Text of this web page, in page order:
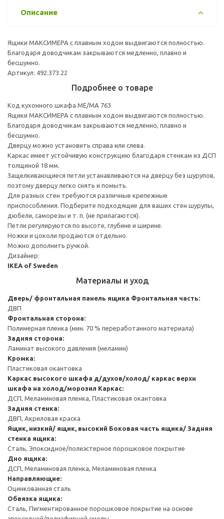
Описание
Ящики МАКСИМЕРА с плавным ходом выдвигаются полностью.
Благодаря доводчикам закрываются медленно, плавно и
бесшумно.
Артикул: 492.373.22
Подробнее о товаре
Код кухонного шкафа ME/MA 763
Ящики МАКСИМЕРА с плавным ходом выдвигаются полностью.
Благодаря доводчикам закрываются медленно, плавно и
бесшумно.
Дверцу можно установить справа или слева.
Каркас имеет устойчивую конструкцию благодаря стенкам из ДСП
толщиной 18 мм.
Защелкивающиеся петли устанавливаются на дверцу без шурупов,
поэтому дверцу легко снять и помыть.
Для разных стен требуются различные крепежные
приспособления. Подберите подходящие для ваших стен шурупы,
дюбели, саморезы и т. п. (не прилагаются).
Петли регулируются по высоте, глубине и ширине.
Ножки и цоколи продаются отдельно.
Можно дополнить ручкой.
Дизайнер:
IKEA of Sweden
Материалы и уход
Дверь/ фронтальная панель ящика Фронтальная часть:
ДВП
Фронтальная сторона:
Полимерная пленка (мин. 70 % переработанного материала)
Задняя сторона:
Ламинат высокого давления (меламин)
Кромка:
Пластиковая окантовка
Каркас высокого шкафа д/духов/холод/ каркас верхн
шкафа на холод/морозил Каркас:
ДСП, Меламиновая пленка, Пластиковая окантовка
Задняя стенка:
ДВП, Акриловая краска
Ящик, низкий/ ящик, высокий Боковая часть ящика/ Задняя
стенка ящика:
Сталь, Эпоксидное/полиэстерное порошковое покрытие
Дно ящика:
ДСП, Меламиновая пленка, Меламиновая пленка
Направляющие:
Оцинкованная сталь
Обвязка ящика:
Сталь, Пигментированное порошковое покрытие на основе